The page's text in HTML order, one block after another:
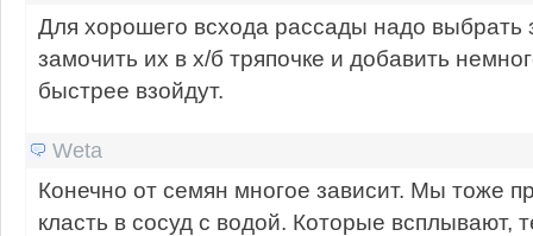
Для хорошего всхода рассады надо выбрать
замочить их в х/б тряпочке и добавить
быстрее взойдут.
Weta
Конечно от семян многое зависит. Мы тоже
класть в сосуд с водой. Которые всплывают,